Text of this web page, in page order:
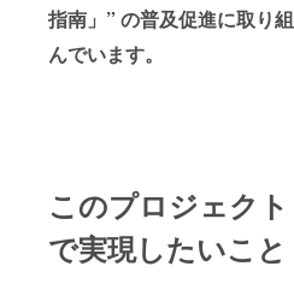
指南」” の普及促進に取り組
んでいます。
このプロジェクト
で実現したいこと